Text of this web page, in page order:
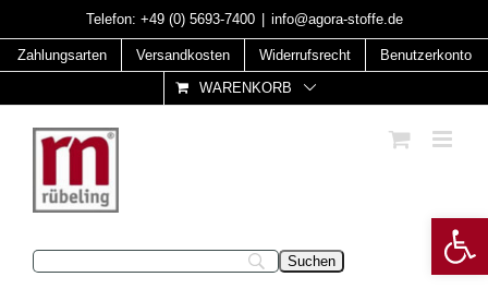
to
content
Telefon: +49 (0) 5693-7400 info@agora-stoffe.de
Zahlungsarten Versandkosten Widerrufsrecht
Benutzerkonto
WARENKORB